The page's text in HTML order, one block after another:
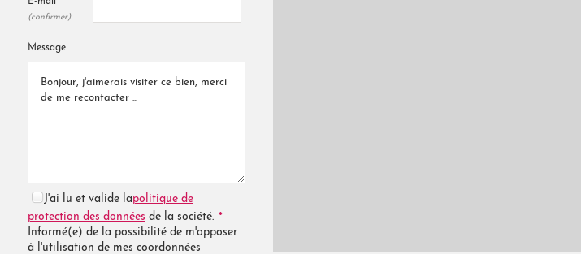
(confirmer)
Message
J'ai lu et valide lapolitique de
protection des données de la société. *
Informé(e) de la possibilité de m'opposer
à l'utilisation de mes coordonnées